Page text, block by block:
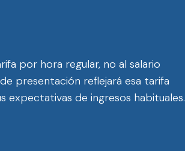
por hora regular, no al salario
presentación reflejará esa tarifa
expectativas de ingresos habituales.